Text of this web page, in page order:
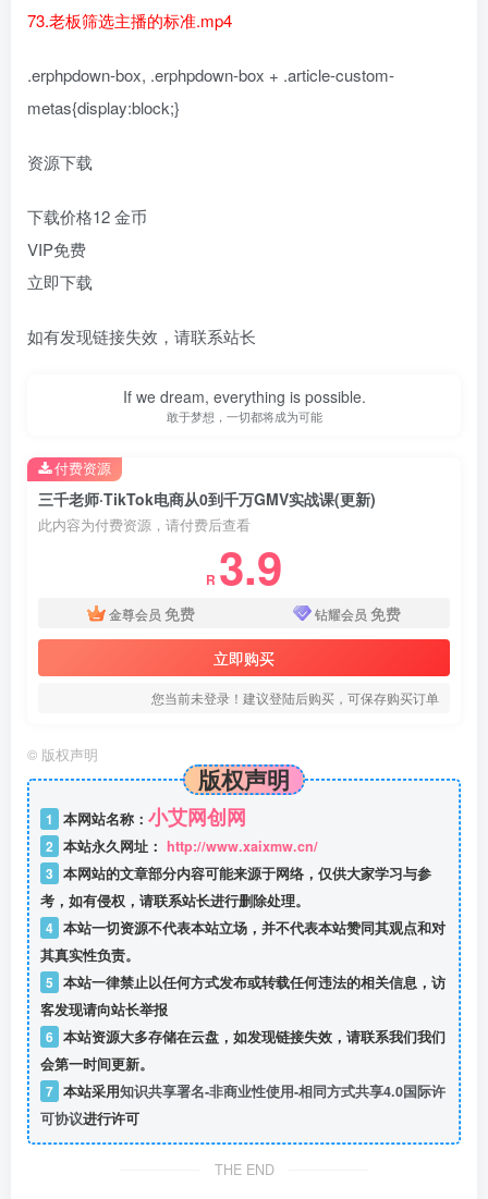
73.老板筛选主播的标准.mp4
.erphpdown-box, .erphpdown-box + .article-custom-
metas{display:block;}
资源下载
下载价格12金币
VIP免费
立即下载
如有发现链接失效，请联系站长
If we dream, everything is possible.
敢于梦想，一切都将成为可能
三千老师·TikTok电商从0到千万GMV实战课(更新)
此内容为付费资源，请付费后查看
R 3.9
金尊会员 免费 钻耀会员 免费
立即购买
您当前未登录！建议登陆后购买，可保存购买订单
付费资源
© 版权声明
版权声明
1 本网站名称： 小艾网创网
2 本站永久网址： http://www.xaixmw.cn/
3 本网站的文章部分内容可能来源于网络，仅供大家学习与参
考，如有侵权，请联系站长进行删除处理。
4 本站一切资源不代表本站立场，并不代表本站赞同其观点和对
其真实性负责。
5 本站一律禁止以任何方式发布或转载任何违法的相关信息，访
客发现请向站长举报
6 本站资源大多存储在云盘，如发现链接失效，请联系我们我们
会第一时间更新。
7 本站采用知识共享署名-非商业性使用-相同方式共享4.0国际许
可协议进行许可
THE END